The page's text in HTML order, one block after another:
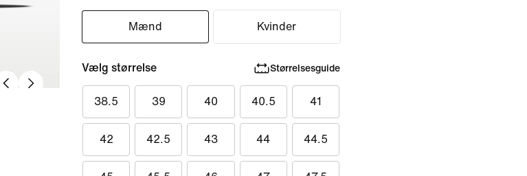
Mænd Kvinder
Vælg størrelse Størrelsesguide
38.5 39 40 40.5 41
42 42.5 43 44 44.5